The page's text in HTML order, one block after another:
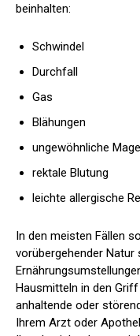
beinhalten:
Schwindel
Durchfall
Gas
Blähungen
ungewöhnliche
rektale Blutung
leichte allergische
In den meisten Fällen
vorübergehender Natur
Hausmitteln in den
anhaltende oder
Ihrem Arzt oder